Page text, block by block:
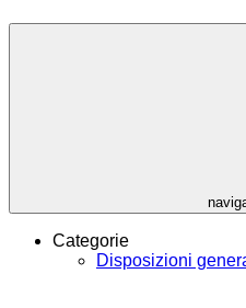
Categorie
Disposizioni